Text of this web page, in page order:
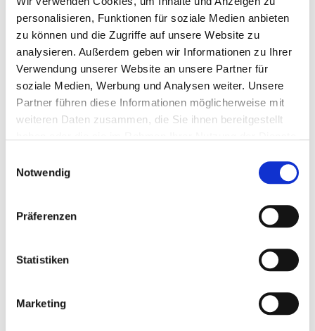
personalisieren, Funktionen für soziale Medien anbieten
zu können und die Zugriffe auf unsere Website zu
analysieren. Außerdem geben wir Informationen zu Ihrer
Verwendung unserer Website an unsere Partner für
soziale Medien, Werbung und Analysen weiter. Unsere
Partner führen diese Informationen möglicherweise mit
weiteren Daten zusammen, die Sie ihnen bereitgestellt
Notwendig
Präferenzen
Statistiken
Marketing
Goldene Weihnacht
Art.-Nr.: WPS25387